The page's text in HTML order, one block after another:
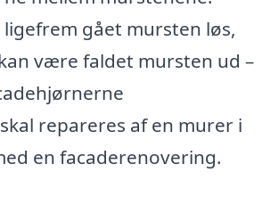
ligefrem gået mursten løs,
være faldet mursten ud –
repareres af en murer i
en facaderenovering.